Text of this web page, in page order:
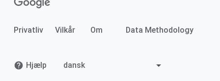
Privatliv Vilkår Om Data Methodology
Hjælp